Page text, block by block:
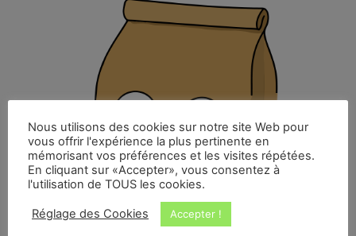
Nous utilisons des cookies sur notre site Web pour
vous offrir l'expérience la plus pertinente en
mémorisant vos préférences et les visites répétées.
En cliquant sur «Accepter», vous consentez à
l'utilisation de TOUS les cookies.
Réglage des Cookies Accepter !